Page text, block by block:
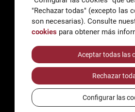
Información
informacio@escoladeltreball.org
AccessibilidadAviso legal y Política de
Política de cookies
Créditos
"Rechazar todas" (excepto las
son necesarias). Consulte
cookies para obtener más
Aceptar todas las
Rechazar
Configurar las